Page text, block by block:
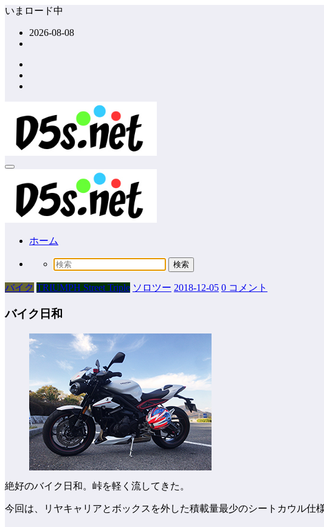
コ
いまロード中
2026-08-08
ホーム
バイク TRIUMPH Street Triple ソロツー 2018-12-05 0 コメント
バイク日和
絶好のバイク日和。峠を軽く流してきた。
今回は、リヤキャリアとボックスを外した積載量最少のシートカウル仕